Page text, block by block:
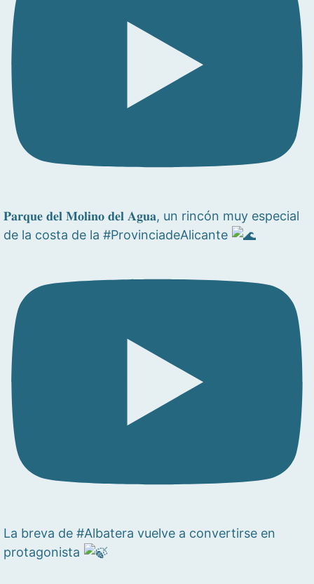
𝐏𝐚𝐫𝐪𝐮𝐞 𝐝𝐞𝐥 𝐌𝐨𝐥𝐢𝐧𝐨 𝐝𝐞𝐥 𝐀𝐠𝐮𝐚, un rincón muy especial
de la costa de la #ProvinciadeAlicante
La breva de #Albatera vuelve a convertirse en
protagonista